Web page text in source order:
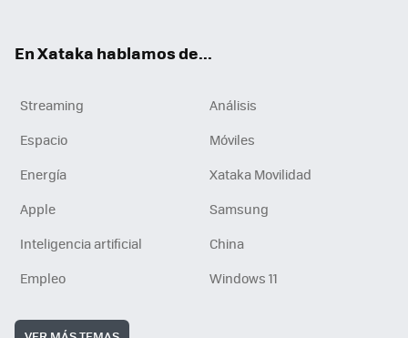
En Xataka hablamos de...
Streaming
Análisis
Espacio
Móviles
Energía
Xataka Movilidad
Apple
Samsung
Inteligencia artificial
China
Empleo
Windows 11